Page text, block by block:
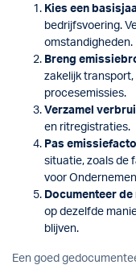
Kies een
bedrijfsvoering.
omstandigheden.
Breng
zakelijk
procesemissies.
Verzamel
en ritregistraties.
Pas
situatie, zoals de
voor
Documenteer
op dezelfde
blijven.
Een goed